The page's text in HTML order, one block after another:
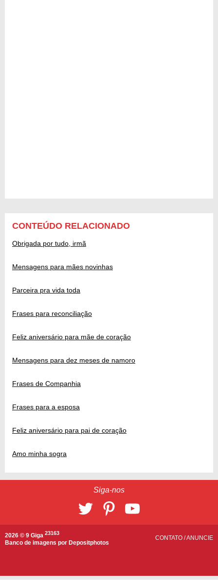
CONTEÚDO RELACIONADO
Obrigada por tudo, irmã
Mensagens para mães novinhas
Parceira pra vida toda
Frases para reconciliação
Feliz aniversário para mãe de coração
Mensagens para dez meses de namoro
Frases de Companhia
Frases para a esposa
Feliz aniversário para pai de coração
Amo minha sogra
Siga-nos
2026 © 9 Giga 23163
Banco de imagens por Depositphotos
CONTATO /ANUNCIE